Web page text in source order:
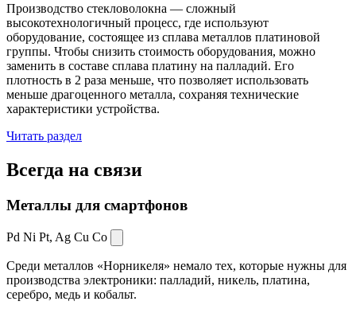
Производство стекловолокна — сложный
высокотехнологичный процесс, где используют
оборудование, состоящее из сплава металлов платиновой
группы. Чтобы снизить стоимость оборудования, можно
заменить в составе сплава платину на палладий. Его
плотность в 2 раза меньше, что позволяет использовать
меньше драгоценного металла, сохраняя технические
характеристики устройства.
Читать раздел
Всегда на связи
Металлы для смартфонов
Pd Ni Pt, Ag Cu Co
Среди металлов «Норникеля» немало тех, которые нужны для
производства электроники: палладий, никель, платина,
серебро, медь и кобальт.